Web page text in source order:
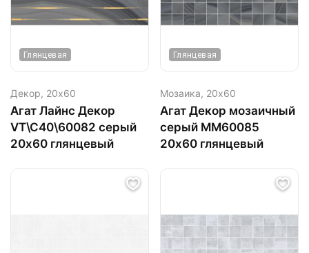
Глянцевая
Декор, 20х60
Агат Лайнс Декор
VT\C40\60082 серый
20х60 глянцевый
Глянцевая
Мозаика, 20х60
Агат Декор мозаичный
серый ММ60085
20х60 глянцевый